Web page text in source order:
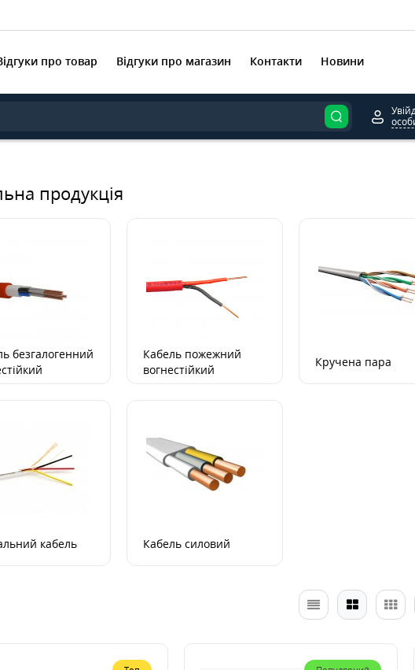
про товар Відгуки про магазин Контакти Новини
продукція
безгалогенний
Кабель пожежний
вогнестійкий
Кручена пара
кабель Кабель силовий